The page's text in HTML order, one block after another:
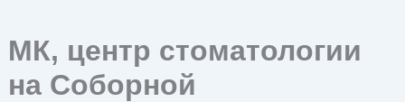
МК, центр стоматологии
на Соборной